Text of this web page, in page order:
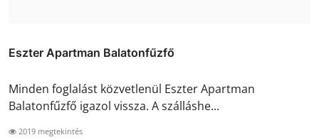
Eszter Apartman Balatonfűzfő
Minden foglalást közvetlenül Eszter Apartman
Balatonfűzfő igazol vissza. A szálláshe...
2019 megtekintés